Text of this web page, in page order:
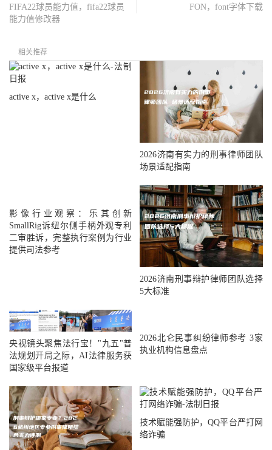
FIFA22球员能力值，fifa22球员
能力值修改器
FON，font字体下载
相关推荐
active x，active x是什么
2026济南有实力的刑事律师团队
场景适配指南
影像行业观察：乐其创新
SmallRig诉纽尔侧手柄外观专利
二审胜诉，完整执行案例为行业
提供司法参考
2026济南刑事辩护律师团队选择
5大标准
央视镜头聚焦法行宝！"九五"普
法规划开局之际，AI法律服务获
国家级平台报道
2026北仑民事纠纷律师参考 3家
执业机构信息盘点
技术赋能强防护，QQ平台严打网
络诈骗